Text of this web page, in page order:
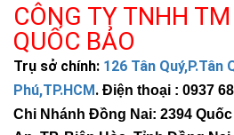
cách kiểm tra nhanh nhất.
Trong quá trình sử dụng
Dùng remote để chọn chế độ phù
Sân vườn: dùng chế độ 3–5h
Đường: dùng chế độ tự động
CÔNG TY TNHH
QUỐC BẢO
Trụ sở chính: 126 Tân Quý,P.Tân
Phú,TP.HCM. Điện thoại : 0937
Chi Nhánh Đồng Nai: 2394